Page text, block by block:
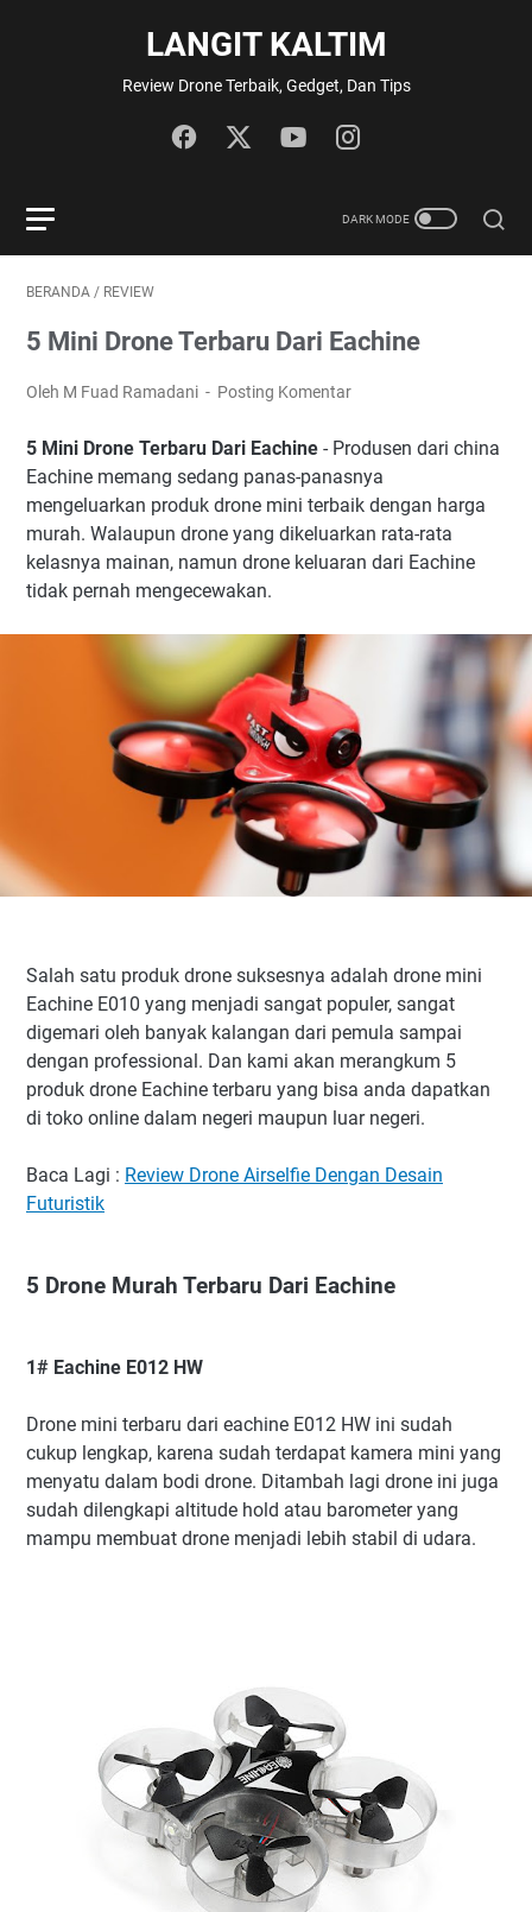
LANGIT KALTIM
Review Drone Terbaik, Gedget, Dan Tips
BERANDA / REVIEW
5 Mini Drone Terbaru Dari Eachine
Oleh M Fuad Ramadani Posting Komentar
5 Mini Drone Terbaru Dari Eachine - Produsen dari china
Eachine memang sedang panas-panasnya
mengeluarkan produk drone mini terbaik dengan harga
murah. Walaupun drone yang dikeluarkan rata-rata
kelasnya mainan, namun drone keluaran dari Eachine
tidak pernah mengecewakan.
Salah satu produk drone suksesnya adalah drone mini
Eachine E010 yang menjadi sangat populer, sangat
digemari oleh banyak kalangan dari pemula sampai
dengan professional. Dan kami akan merangkum 5
produk drone Eachine terbaru yang bisa anda dapatkan
di toko online dalam negeri maupun luar negeri.
Baca Lagi : Review Drone Airselfie Dengan Desain
Futuristik
5 Drone Murah Terbaru Dari Eachine
1# Eachine E012 HW
Drone mini terbaru dari eachine E012 HW ini sudah
cukup lengkap, karena sudah terdapat kamera mini yang
menyatu dalam bodi drone. Ditambah lagi drone ini juga
sudah dilengkapi altitude hold atau barometer yang
mampu membuat drone menjadi lebih stabil di udara.